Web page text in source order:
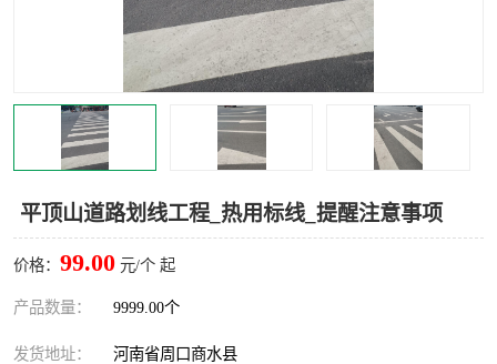
平顶山道路划线工程_热用标线_提醒注意事项
价格： 99.00 元/个 起
产品数量： 9999.00个
发货地址： 河南省周口商水县